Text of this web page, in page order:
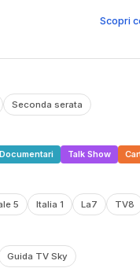
Scopri
Seconda serata
Documentari Talk Show
5 Italia 1 La7 TV8
Guida TV Sky